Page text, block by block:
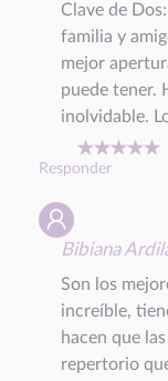
Clave de
familia y
mejor
puede tener.
inolvidable.
Responder
Bibiana
Son los
increíble,
hacen que
repertorio